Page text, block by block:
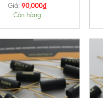
Giá: 90,000₫
Còn hàng